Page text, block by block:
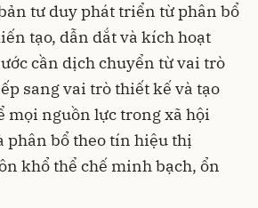
tư duy phát triển từ phân bổ
tạo, dẫn dắt và kích hoạt
cần dịch chuyển từ vai trò
sang vai trò thiết kế và tạo
mọi nguồn lực trong xã hội
phân bổ theo tín hiệu thị
khổ thể chế minh bạch, ổn